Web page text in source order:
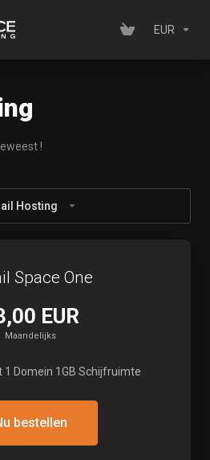
EUR
!
Hosting
Space One
EUR
Maandelijks
1 Domein 1GB Schijfruimte
bestellen